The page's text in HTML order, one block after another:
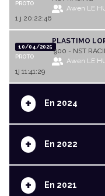
PROTO
Awen LE
1 j 20:22:46
10/04/2025
PROTO
PLASTIMO
900 - NST
Awen LE
1j 11:41:29
+ En 2024
+ En 2022
+ En 2021